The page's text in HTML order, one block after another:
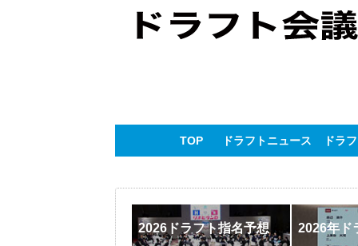
TOP ドラフトニュース ドラ
2026ドラフト指名予想 2026年ド